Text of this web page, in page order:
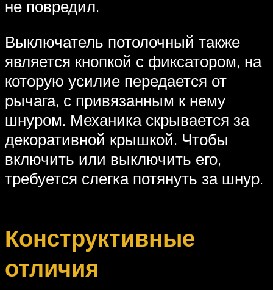
не повредил.
Выключатель потолочный также
является кнопкой с фиксатором, на
которую усилие передается от
рычага, с привязанным к нему
шнуром. Механика скрывается за
декоративной крышкой. Чтобы
включить или выключить его,
требуется слегка потянуть за шнур.
Конструктивные
отличия